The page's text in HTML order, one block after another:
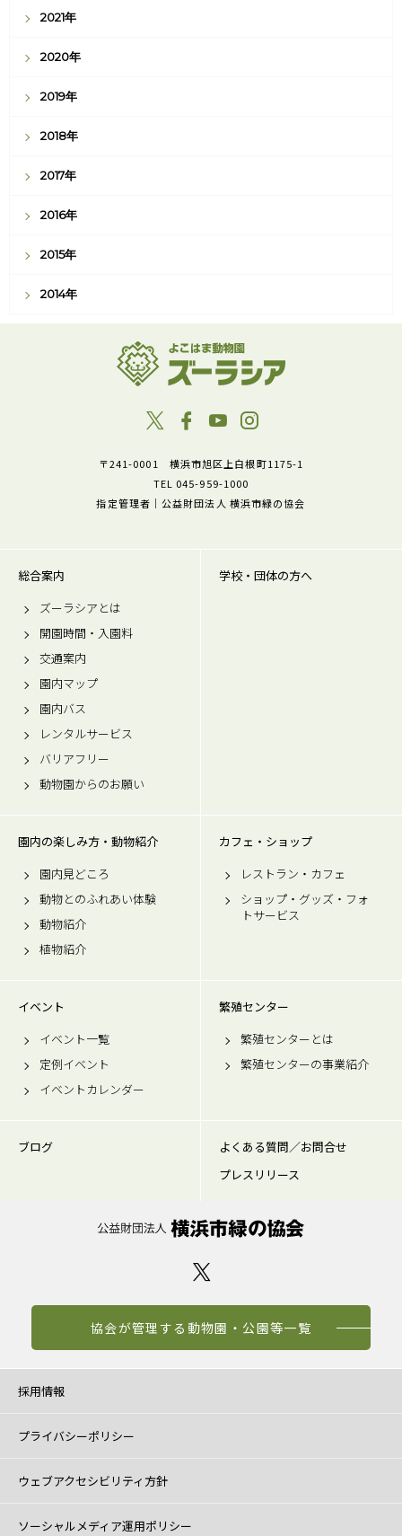
2021年
2020年
2019年
2018年
2017年
2016年
2015年
2014年
〒241-0001 横浜市旭区上白根町1175-1
TEL 045-959-1000
指定管理者｜公益財団法人 横浜市緑の協会
総合案内
ズーラシアとは
開園時間・入園料
交通案内
園内マップ
園内バス
レンタルサービス
バリアフリー
動物園からのお願い
学校・団体の方へ
園内の楽しみ方・動物紹介
園内見どころ
動物とのふれあい体験
動物紹介
植物紹介
カフェ・ショップ
レストラン・カフェ
ショップ・グッズ・フォ
トサービス
イベント
イベント一覧
定例イベント
イベントカレンダー
繁殖センター
繁殖センターとは
繁殖センターの事業紹介
ブログ
よくある質問／お問合せ
プレスリリース
協会が管理する動物園・公園等一覧
採用情報
プライバシーポリシー
ウェブアクセシビリティ方針
ソーシャルメディア運用ポリシー